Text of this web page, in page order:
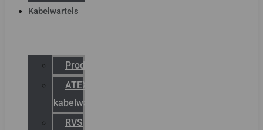
Kabelwartels
Productcatalogus
ATEX
kabelwartels
RVS